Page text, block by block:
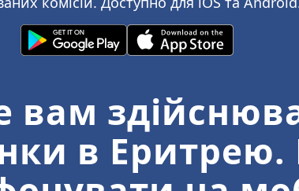
вам
в Еритрею.